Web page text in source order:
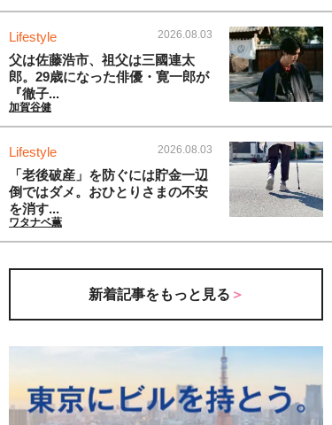
Lifestyle 2026.08.03
父は佐藤浩市、祖父は三國連太
郎。29歳になった俳優・寛一郎が
『徹子...
加賀谷健
Lifestyle 2026.08.03
「老後破産」を防ぐには貯金一辺
倒ではダメ。おひとりさまの不安
を消す...
ワタナベ薫
新着記事をもっと見る